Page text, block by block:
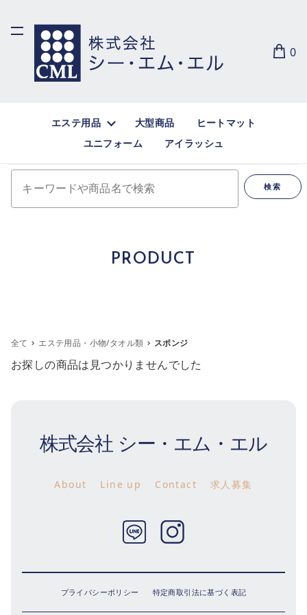
0
エステ用品 大型商品
ヒートマット
ユニフォーム
アイラッシュ
検索
PRODUCT
全て エステ用品・小物/タオル類 スポンジ
お探しの商品は見つかりませんでした
株式会社 シー・エム・エル
About Line up Contact 求人募集
プライバシーポリシー 特定商取引法に基づく表記